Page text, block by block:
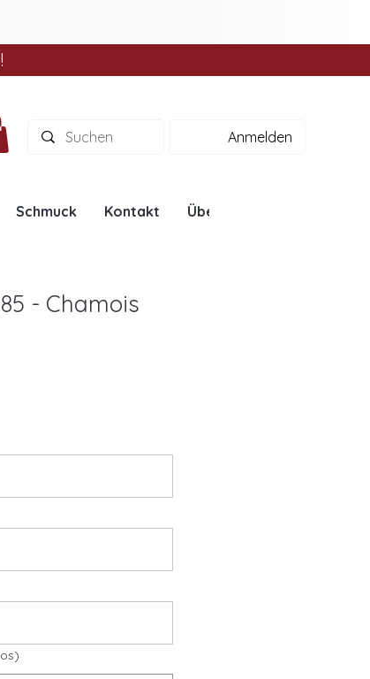
Anmelden
Schmuck Kontakt Über uns
- Chamois